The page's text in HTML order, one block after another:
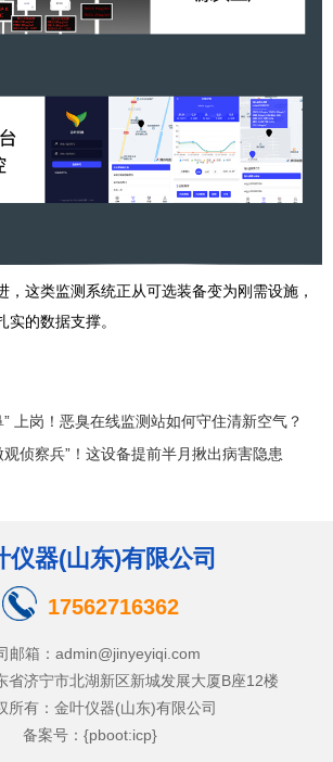
，这类监测系统正从可选装备变为刚需设施，
实的数据支撑。
” 上岗！恶臭在线监测站如何守住清新空气？
观侦察兵”！这设备提前半月揪出病害隐患
仪器(山东)有限公司
17562716362
邮箱：admin@jinyeyiqi.com
省济宁市北湖新区新城发展大厦B座12楼
所有：金叶仪器(山东)有限公司
备案号：{pboot:icp}